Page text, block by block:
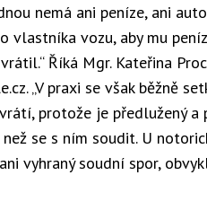
nemá ani peníze, ani
vlastníka vozu, aby mu
Říká Mgr. Kateřina
„V praxi se však běžně
protože je předlužený a
než se s ním soudit. U
vyhraný soudní spor,